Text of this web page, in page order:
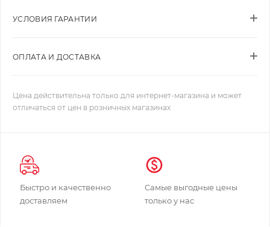
УСЛОВИЯ ГАРАНТИИ
ОПЛАТА И ДОСТАВКА
Цена действительна только для интернет-магазина и может
отличаться от цен в розничных магазинах
Быстро и качественно
доставляем
Самые выгодные цены
только у нас